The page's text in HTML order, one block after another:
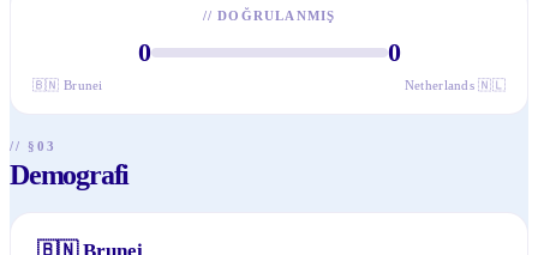
//DOĞRULANMIŞ
0 0
🇧🇳 Brunei Netherlands 🇳🇱
// §03
Demografi
🇧🇳 Brunei